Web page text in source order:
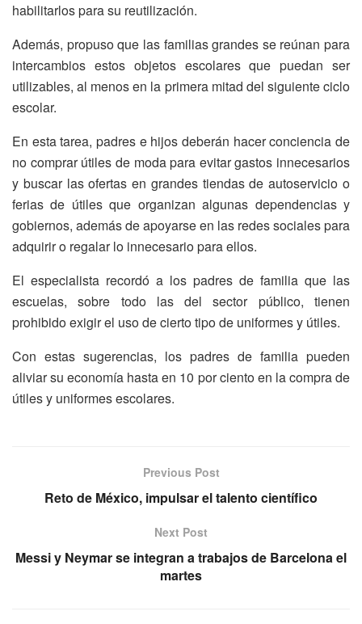
habilitarlos para su reutilización.
Además, propuso que las familias grandes se reúnan para
intercambios estos objetos escolares que puedan ser
utilizables, al menos en la primera mitad del siguiente ciclo
escolar.
En esta tarea, padres e hijos deberán hacer conciencia de
no comprar útiles de moda para evitar gastos innecesarios
y buscar las ofertas en grandes tiendas de autoservicio o
ferias de útiles que organizan algunas dependencias y
gobiernos, además de apoyarse en las redes sociales para
adquirir o regalar lo innecesario para ellos.
El especialista recordó a los padres de familia que las
escuelas, sobre todo las del sector público, tienen
prohibido exigir el uso de cierto tipo de uniformes y útiles.
Con estas sugerencias, los padres de familia pueden
aliviar su economía hasta en 10 por ciento en la compra de
útiles y uniformes escolares.
Previous Post
Reto de México, impulsar el talento científico
Next Post
Messi y Neymar se integran a trabajos de Barcelona el
martes